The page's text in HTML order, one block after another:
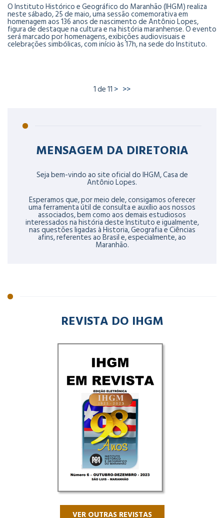
O Instituto Histórico e Geográfico do Maranhão (IHGM) realiza
neste sábado, 25 de maio, uma sessão comemorativa em
homenagem aos 136 anos de nascimento de Antônio Lopes,
figura de destaque na cultura e na história maranhense. O evento
será marcado por homenagens, exibições audiovisuais e
celebrações simbólicas, com início às 17h, na sede do Instituto.
1 de 11 > >>
MENSAGEM DA DIRETORIA
Seja bem-vindo ao site oficial do IHGM, Casa de
Antônio Lopes.
Esperamos que, por meio dele, consigamos oferecer
uma ferramenta útil de consulta e auxílio aos nossos
associados, bem como aos demais estudiosos
interessados na história deste Instituto e igualmente,
nas questões ligadas à Historia, Geografia e Ciências
afins, referentes ao Brasil e, especialmente, ao
Maranhão.
REVISTA DO IHGM
VER OUTRAS REVISTAS